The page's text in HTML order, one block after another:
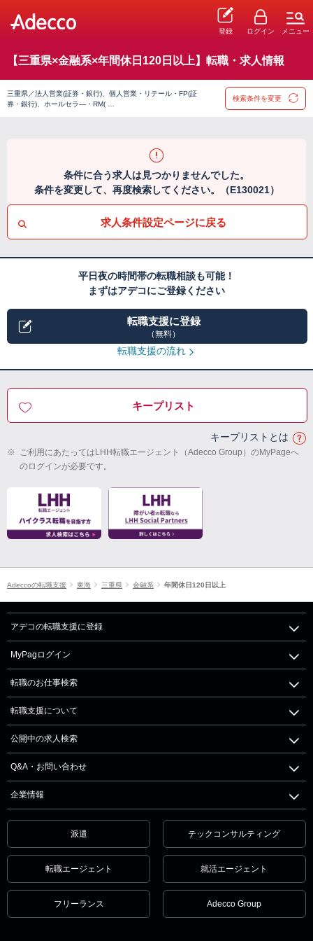
登録 ログイン メニュー
【三重県×金融系×年間休日120日以上】転職・求人情報
三重県／法人営業(証券・銀行)、個人営業・リテール・FP(証
券・銀行)、ホールセラ―・RM( …
検索条件を変更
条件に合う求人は見つかりませんでした。
条件を変更して、再度検索してください。（E130021）
求人条件設定ページに戻る
平日夜の時間帯の転職相談も可能！
まずはアデコにご登録ください
転職支援に登録
（無料）
転職支援の流れ
キープリスト
キープリストとは
※ ご利用にあたってはLHH転職エージェント（Adecco Group）のMyPageへ
のログインが必要です。
Adeccoの転職支援 東海 三重県 金融系 年間休日120日以上
アデコの転職支援に登録
MyPagログイン
転職のお仕事検索
転職支援について
公開中の求人検索
Q&A・お問い合わせ
企業情報
派遣 テックコンサルティング
転職エージェント 就活エージェント
フリーランス Adecco Group